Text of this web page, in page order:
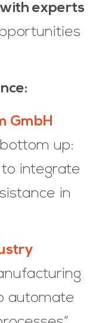
experts
GmbH
up:
integrate
in
automate